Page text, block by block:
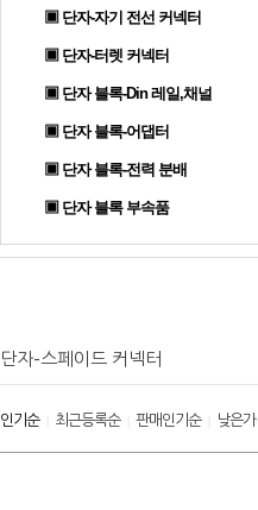
▣ 단자-자기 전선 커넥터
▣ 단자-터렛 커넥터
▣ 단자 블록-Din 레일,채널
▣ 단자 블록-어댑터
▣ 단자 블록-전력 분배
▣ 단자 블록 부속품
단자-스페이드 커넥터
인기순| 최근등록순| 판매인기순| 낮은